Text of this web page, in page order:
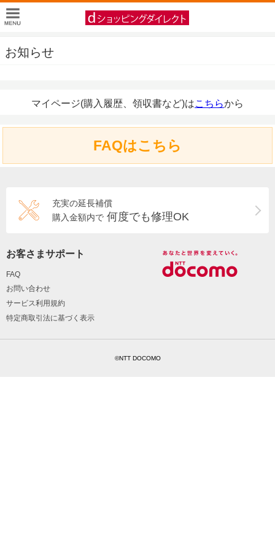
お知らせ
マイページ(購入履歴、領収書など)はこちらから
FAQはこちら
充実の延長補償
購入金額内で 何度でも修理OK
お客さまサポート
FAQ
お問い合わせ
サービス利用規約
特定商取引法に基づく表示
©NTT DOCOMO